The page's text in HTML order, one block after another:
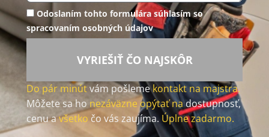
Odoslaním tohto formulára súhlasím so
spracovaním osobných údajov
VYRIEŠIŤ ČO NAJSKÔR
Do pár minútvám pošlemekontakt na majstra.
Môžete sa honezáväzne opýtať nadostupnosť,
cenu avšetko čo vás zaujíma.Úplne zadarmo.